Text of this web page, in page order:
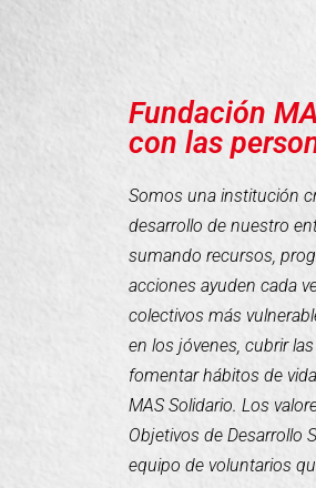
Fundación
con las
Somos una institución
desarrollo de nuestro
sumando recursos,
acciones ayuden cada
colectivos más
en los jóvenes, cubrir
fomentar hábitos de
MAS Solidario. Los
Objetivos de Desarrollo
equipo de voluntarios